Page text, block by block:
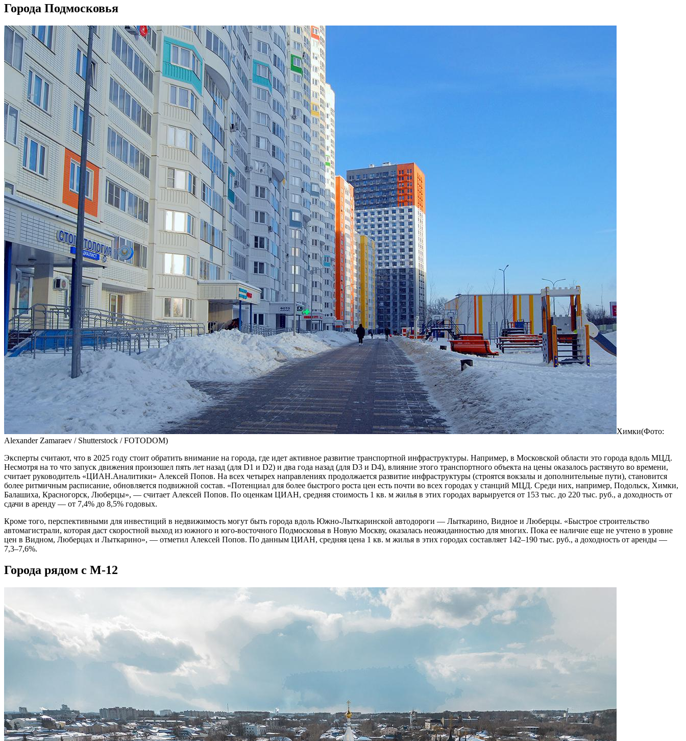
Города Подмосковья
Химки(Фото:
Alexander Zamaraev / Shutterstock / FOTODOM)
Эксперты считают, что в 2025 году стоит обратить внимание на города, где идет активное развитие транспортной инфраструктуры. Например, в Московской области это города вдоль МЦД.
Несмотря на то что запуск движения произошел пять лет назад (для D1 и D2) и два года назад (для D3 и D4), влияние этого транспортного объекта на цены оказалось растянуто во времени,
считает руководитель «ЦИАН.Аналитики» Алексей Попов. На всех четырех направлениях продолжается развитие инфраструктуры (строятся вокзалы и дополнительные пути), становится
более ритмичным расписание, обновляется подвижной состав. «Потенциал для более быстрого роста цен есть почти во всех городах у станций МЦД. Среди них, например, Подольск, Химки,
Балашиха, Красногорск, Люберцы», — считает Алексей Попов. По оценкам ЦИАН, средняя стоимость 1 кв. м жилья в этих городах варьируется от 153 тыс. до 220 тыс. руб., а доходность от
сдачи в аренду — от 7,4% до 8,5% годовых.
Кроме того, перспективными для инвестиций в недвижимость могут быть города вдоль Южно-Лыткаринской автодороги — Лыткарино, Видное и Люберцы. «Быстрое строительство
автомагистрали, которая даст скоростной выход из южного и юго-восточного Подмосковья в Новую Москву, оказалась неожиданностью для многих. Пока ее наличие еще не учтено в уровне
цен в Видном, Люберцах и Лыткарино», — отметил Алексей Попов. По данным ЦИАН, средняя цена 1 кв. м жилья в этих городах составляет 142–190 тыс. руб., а доходность от аренды —
7,3–7,6%.
Города рядом с М-12